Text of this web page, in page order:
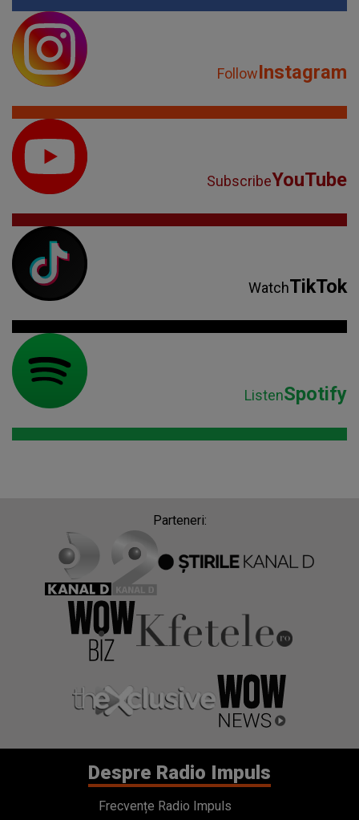
FollowInstagram
SubscribeYouTube
WatchTikTok
ListenSpotify
Parteneri:
Despre Radio Impuls
Frecvențe Radio Impuls